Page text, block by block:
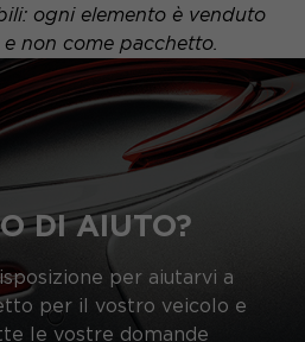
ogni elemento è venduto
non come pacchetto.
DI AIUTO?
per aiutarvi a
per il vostro veicolo e
le vostre domande